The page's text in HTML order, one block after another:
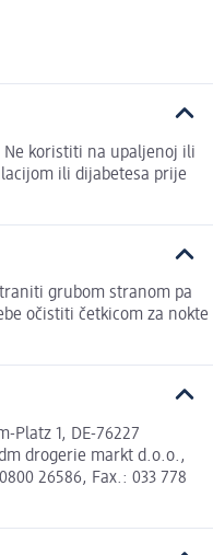
Ne koristiti na upaljenoj ili
ili dijabetesa prije
grubom stranom pa
očistiti četkicom za nokte
Platz 1, DE-76227
drogerie markt d.o.o.,
26586, Fax.: 033 778